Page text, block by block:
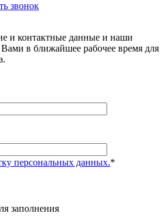
звонок
и контактные данные и наши
в ближайшее рабочее время для
персональных данных.*
заполнения